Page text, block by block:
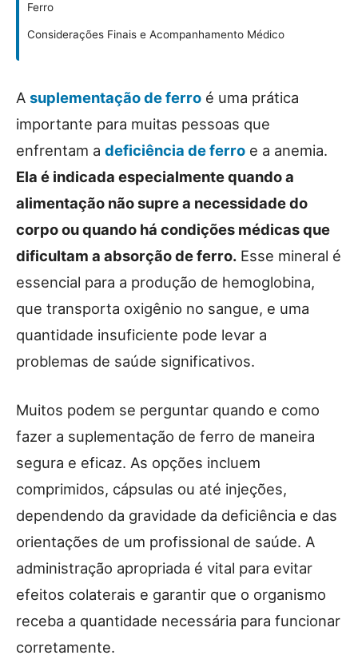
Ferro
Considerações Finais e Acompanhamento Médico
A suplementação de ferro é uma prática
importante para muitas pessoas que
enfrentam a deficiência de ferro e a anemia.
Ela é indicada especialmente quando a
alimentação não supre a necessidade do
corpo ou quando há condições médicas que
dificultam a absorção de ferro. Esse mineral é
essencial para a produção de hemoglobina,
que transporta oxigênio no sangue, e uma
quantidade insuficiente pode levar a
problemas de saúde significativos.
Muitos podem se perguntar quando e como
fazer a suplementação de ferro de maneira
segura e eficaz. As opções incluem
comprimidos, cápsulas ou até injeções,
dependendo da gravidade da deficiência e das
orientações de um profissional de saúde. A
administração apropriada é vital para evitar
efeitos colaterais e garantir que o organismo
receba a quantidade necessária para funcionar
corretamente.